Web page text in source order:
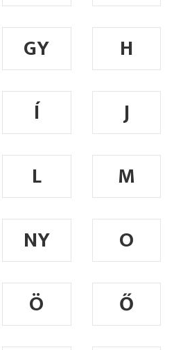
GY
H
Í
J
L
M
NY
O
Ö
Ő